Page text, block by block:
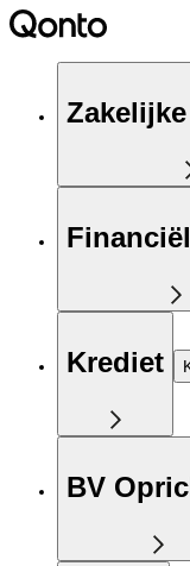
Krediet
BV